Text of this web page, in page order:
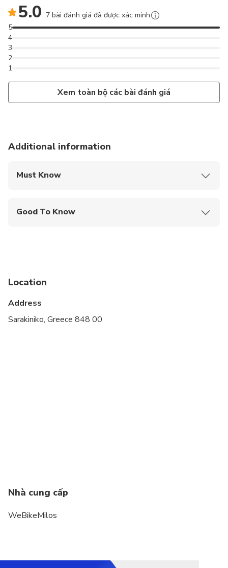
5.0 7 bài đánh giá đã được xác minh
1
2
3
4
5
Xem toàn bộ các bài đánh giá
Additional information
Must Know
Good To Know
Not recommended for travelers with poor
Travelers should have at least a moderate level of
Location
Address
Sarakiniko, Greece 848 00
Nhà cung cấp
WeBikeMilos